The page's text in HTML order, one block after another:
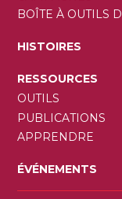
BOÎTE À OUTILS
HISTOIRES
RESSOURCES
OUTILS
PUBLICATIONS
APPRENDRE
ÉVÉNEMENTS